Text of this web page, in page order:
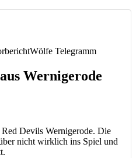
Wölfe Telegramm
Wernigerode
Devils Wernigerode. Die
nicht wirklich ins Spiel und